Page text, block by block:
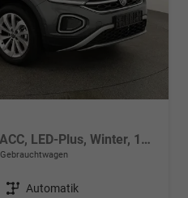
Style 1.5 TSI DSG Style, ACC, LED-Plus, Winter, 17-Zoll
Gebrauchtwagen
Getriebe Automatik